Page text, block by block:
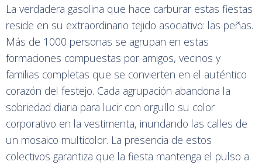
La verdadera gasolina que hace carburar estas fiestas
reside en su extraordinario tejido asociativo: las peñas.
Más de 1000 personas se agrupan en estas
formaciones compuestas por amigos, vecinos y
familias completas que se convierten en el auténtico
corazón del festejo. Cada agrupación abandona la
sobriedad diaria para lucir con orgullo su color
corporativo en la vestimenta, inundando las calles de
un mosaico multicolor. La presencia de estos
colectivos garantiza que la fiesta mantenga el pulso a